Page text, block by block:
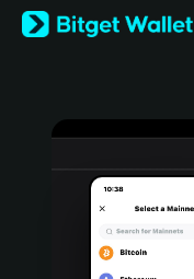
English
日本語
Türkçe